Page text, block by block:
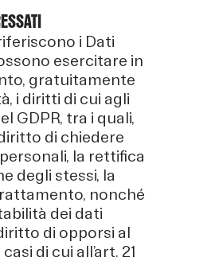
i Dati
esercitare in
gratuitamente
i diritti di cui agli
GDPR, tra i quali,
di chiedere
la rettifica
degli stessi, la
nonché
dei dati
di opporsi al
di cui all’art. 21